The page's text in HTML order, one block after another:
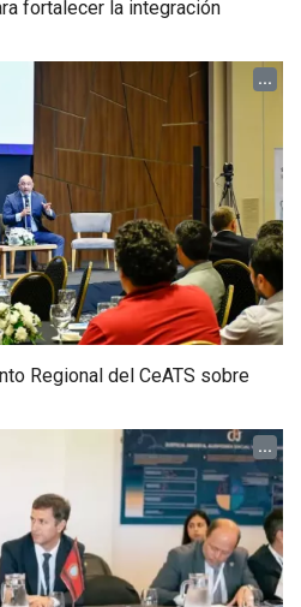
fortalecer la integración
...
Regional del CeATS sobre
...